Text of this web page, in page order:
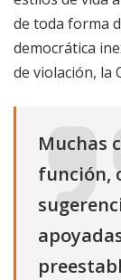
de toda forma
democrática
de violación, la
Muchas
función,